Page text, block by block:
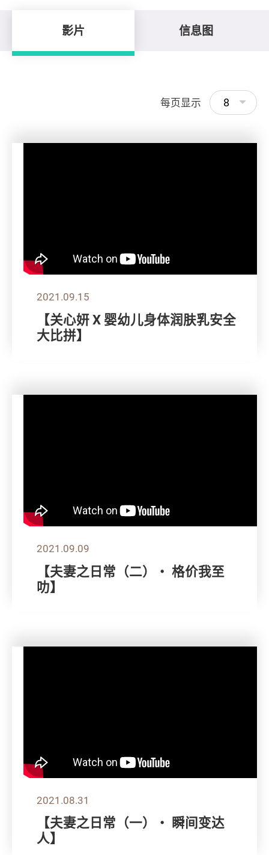
影片 信息图
每页显示 8
2021.09.15
【关心妍 X 婴幼儿身体润肤乳安全
大比拼】
2021.09.09
【夫妻之日常（二）・ 格价我至
叻】
2021.08.31
【夫妻之日常（一）・ 瞬间变达
人】